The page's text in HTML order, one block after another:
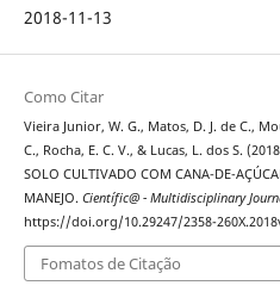
2018-11-13
Como Citar
Vieira Junior, W. G., Matos, D. J. de C.,
C., Rocha, E. C. V., & Lucas, L. dos S.
SOLO CULTIVADO COM CANA-DE-
MANEJO. Científic@ - Multidisciplinary
https://doi.org/10.29247/2358-
Fomatos de Citação